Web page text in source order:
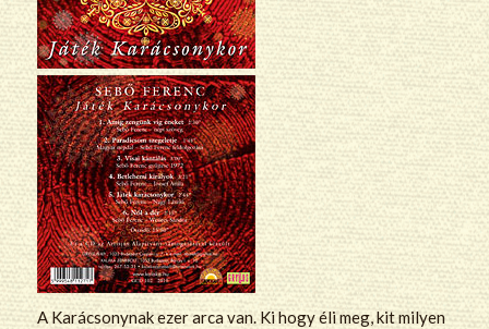
A Karácsonynak ezer arca van. Ki hogy éli meg, kit milyen